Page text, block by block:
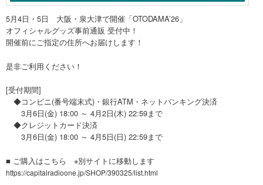
5月4日・5日 大阪・泉大津で開催「OTODAMA’26」
オフィシャルグッズ事前通販 受付中！
開催前にご指定の住所へお届けします！
是非ご利用ください！
[受付期間]
◆コンビニ(番号端末式)・銀行ATM・ネットバンキング決済
3月6日(金) 18:00 ～ 4月2日(木) 22:59まで
◆クレジットカード決済
3月6日(金) 18:00 ～ 4月5日(日) 22:59まで
■ ご購入はこちら ※別サイトに移動します
https://capitalradioone.jp/SHOP/390325/list.html